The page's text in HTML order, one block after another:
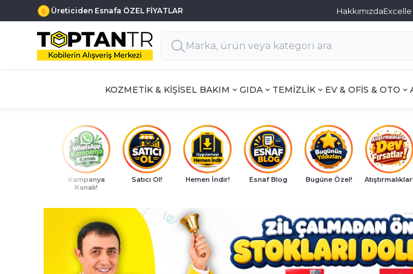
Haftanın 7 Günü MÜŞTERİ DESTEK Hakkımızda
KOZMETİK & KİŞİSEL BAKIM GIDA TEMİZLİK EV & OFİS & OTO
Kampanya
Kanalı!
Satıcı Ol! Hemen İndir! Esnaf Blog Bugüne Özel! Atıştırmalıklar!